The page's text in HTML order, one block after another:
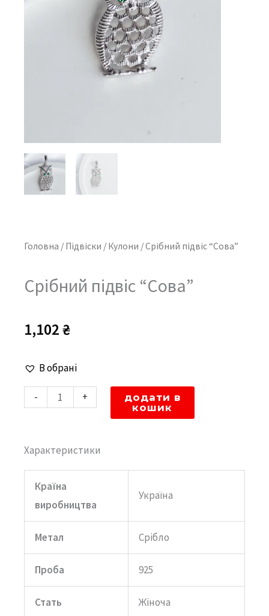
Головна / Підвіски / Кулони / Cрібний підвіс “Сова”
Cрібний підвіс “Сова”
1,102₴
В обрані
-
Cрібний
підвіс
"Сова"
+
додати в
кошик
Характеристики
Країна
виробництва
Україна
Метал Срібло
Проба 925
Стать Жіноча